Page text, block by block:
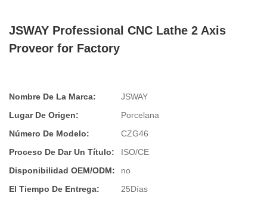
JSWAY Professional CNC Lathe 2 Axis
Proveor for Factory
Nombre De La Marca:
JSWAY
Lugar De Origen:
Porcelana
Número De Modelo:
CZG46
Proceso De Dar Un Título:
ISO/CE
Disponibilidad OEM/ODM:
no
El Tiempo De Entrega:
25Días